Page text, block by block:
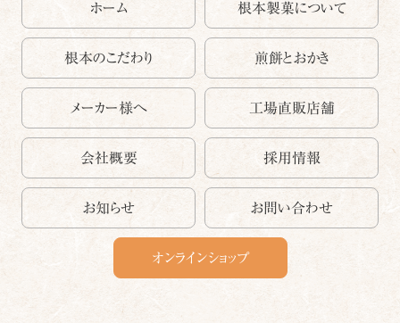
ホーム 根本製菓について
根本のこだわり 煎餅とおかき
メーカー様へ 工場直販店舗
会社概要 採用情報
お知らせ お問い合わせ
オンラインショップ